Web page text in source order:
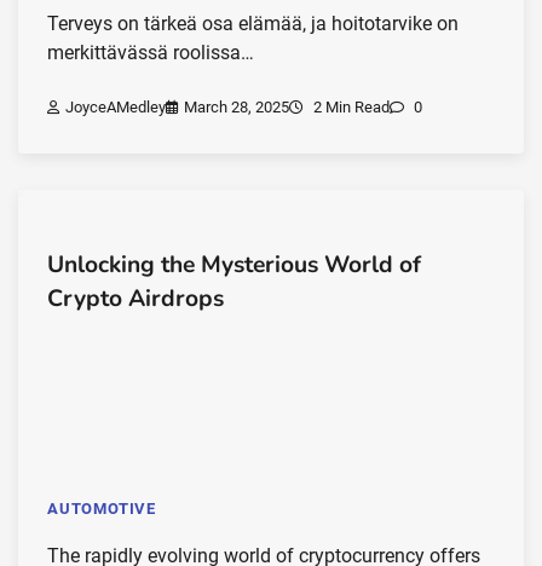
Terveys on tärkeä osa elämää, ja hoitotarvike on
merkittävässä roolissa…
JoyceAMedley March 28, 2025 2 Min Read 0
Unlocking the Mysterious World of
Crypto Airdrops
AUTOMOTIVE
The rapidly evolving world of cryptocurrency offers